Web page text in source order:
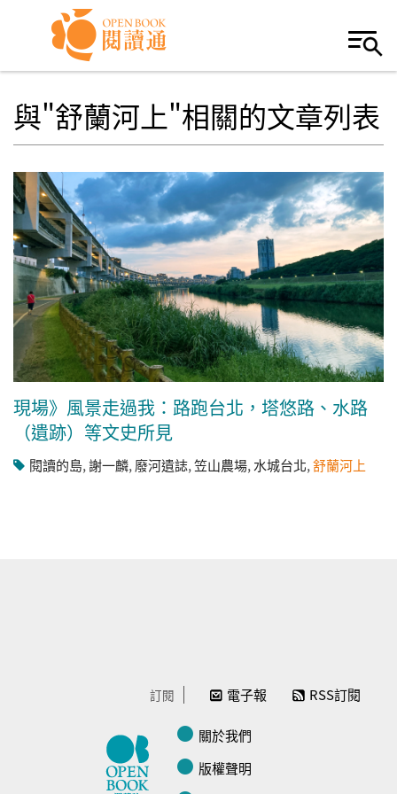
Skip to navigation
移至主內容
與"舒蘭河上"相關的文章列表
現場》風景走過我：路跑台北，塔悠路、水路
（遺跡）等文史所見
閱讀的島,謝一麟, 廢河遺誌,笠山農場, 水城台北,舒蘭河上
訂閱 電子報 RSS訂閱
關於我們
版權聲明